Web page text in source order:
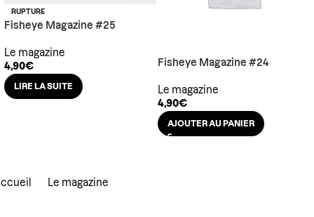
RUPTURE
Fisheye Magazine #25
Le magazine
4,90€
LIRE LA SUITE
Fisheye Magazine #24
Le magazine
4,90€
AJOUTER AU PANIER
Le magazine